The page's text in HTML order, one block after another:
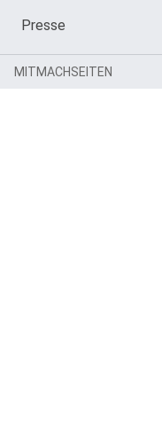
Presse
MITMACHSEITEN